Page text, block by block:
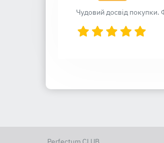
Чудовий досвід покупки.